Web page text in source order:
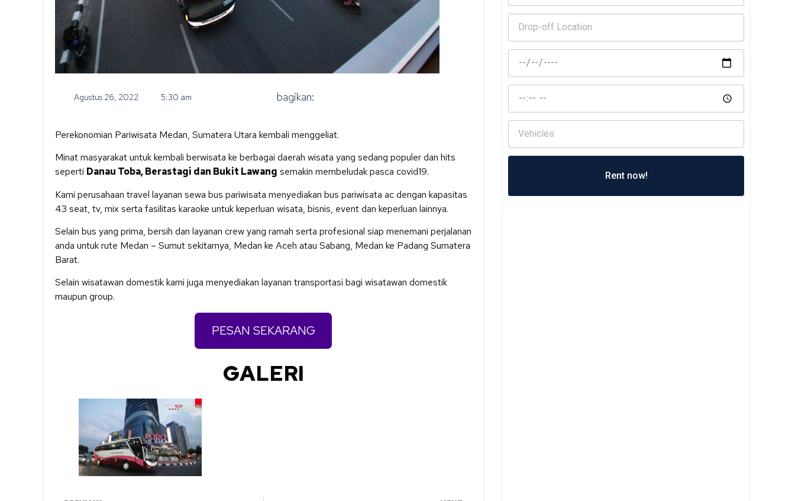
Agustus 26, 2022 5:30 am bagikan:
Perekonomian Pariwisata Medan, Sumatera Utara kembali menggeliat.
Minat masyarakat untuk kembali berwisata ke berbagai daerah wisata yang sedang populer dan hits
seperti Danau Toba, Berastagi dan Bukit Lawang semakin membeludak pasca covid19.
Kami perusahaan travel layanan sewa bus pariwisata menyediakan bus pariwisata ac dengan kapasitas
43 seat, tv, mix serta fasilitas karaoke untuk keperluan wisata, bisnis, event dan keperluan lainnya.
Selain bus yang prima, bersih dan layanan crew yang ramah serta profesional siap menemani perjalanan
anda untuk rute Medan – Sumut sekitarnya, Medan ke Aceh atau Sabang, Medan ke Padang Sumatera
Barat.
Selain wisatawan domestik kami juga menyediakan layanan transportasi bagi wisatawan domestik
maupun group.
PESAN SEKARANG
GALERI
Rent now!